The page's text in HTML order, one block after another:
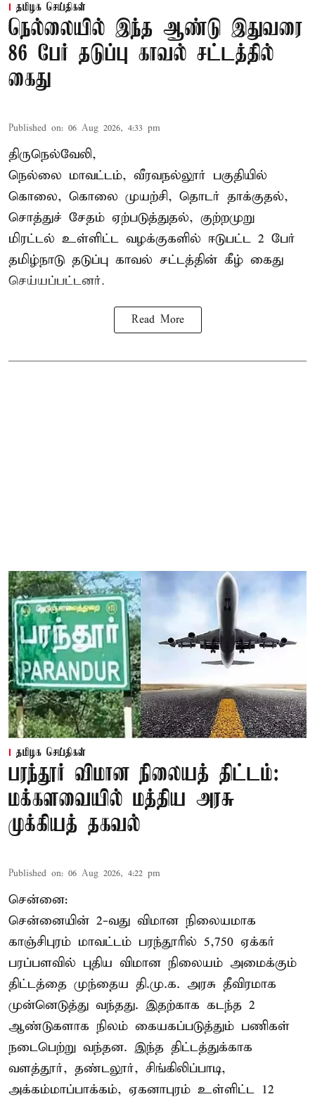
தமிழக செய்திகள்
நெல்லையில் இந்த ஆண்டு இதுவரை
86 பேர் தடுப்பு காவல் சட்டத்தில்
கைது
Published on: 06 Aug 2026, 4:33 pm
திருநெல்வேலி,
நெல்லை மாவட்டம், வீரவநல்லூர் பகுதியில்
கொலை, கொலை முயற்சி, தொடர் தாக்குதல்,
சொத்துச் சேதம் ஏற்படுத்துதல், குற்றமுறு
மிரட்டல் உள்ளிட்ட வழக்குகளில் ஈடுபட்ட 2 பேர்
தமிழ்நாடு தடுப்பு காவல் சட்டத்தின் கீழ் கைது
செய்யப்பட்டனர்.
Read More
தமிழக செய்திகள்
பரந்தூர் விமான நிலையத் திட்டம்:
மக்களவையில் மத்திய அரசு
முக்கியத் தகவல்
Published on: 06 Aug 2026, 4:22 pm
சென்னை:
சென்னையின் 2-வது விமான நிலையமாக
காஞ்சிபுரம் மாவட்டம் பரந்தூரில் 5,750 ஏக்கர்
பரப்பளவில் புதிய விமான நிலையம் அமைக்கும்
திட்டத்தை முந்தைய தி.மு.க. அரசு தீவிரமாக
முன்னெடுத்து வந்தது. இதற்காக கடந்த 2
ஆண்டுகளாக நிலம் கையகப்படுத்தும் பணிகள்
நடைபெற்று வந்தன. இந்த திட்டத்துக்காக
வளத்தூர், தண்டலூர், சிங்கிலிப்பாடி,
அக்கம்மாப்பாக்கம், ஏகனாபுரம் உள்ளிட்ட 12